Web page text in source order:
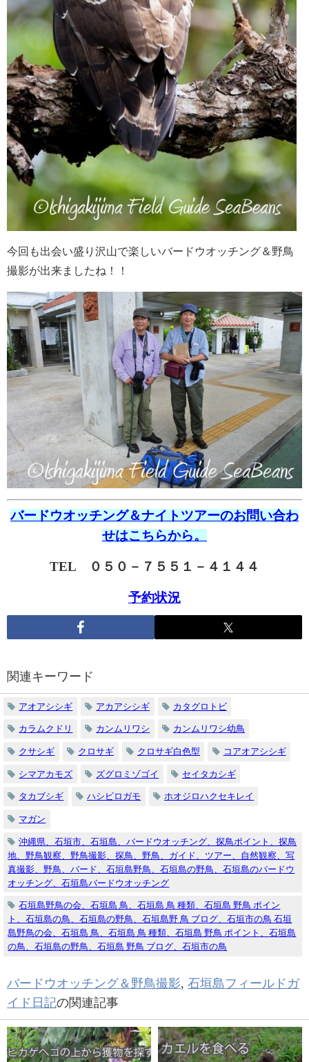
今回も出会い盛り沢山で楽しいバードウオッチング＆野鳥
撮影が出来ましたね！！
バードウオッチング＆ナイトツアーのお問い合わ
せはこちらから。
TEL ０５０－７５５１－４１４４
予約状況
関連キーワード
アオアシシギ アカアシシギ カタグロトビ
カラムクドリ カンムリワシ カンムリワシ幼鳥
クサシギ クロサギ クロサギ白色型 コアオアシシギ
シマアカモズ ズグロミゾゴイ セイタカシギ
タカブシギ ハシビロガモ ホオジロハクセキレイ
マガン
沖縄県、石垣市、石垣島、バードウオッチング、探鳥ポイント、探鳥
地、野鳥観察、野鳥撮影、探鳥、野鳥、ガイド、ツアー、自然観察、写
真撮影、野鳥、バード、石垣島野鳥、石垣島の野鳥、石垣島のバードウ
オッチング、石垣島バードウオッチング
石垣島野鳥の会、石垣島 鳥、石垣島 鳥 種類、石垣島 野鳥 ポイン
ト、石垣島の鳥、石垣島の野鳥、石垣島野 鳥 ブログ、石垣市の鳥 石垣
島野鳥の会、石垣島 鳥、石垣島 鳥 種類、石垣島 野鳥 ポイント、石垣島
の鳥、石垣島の野鳥、石垣島 野鳥 ブログ、石垣市の鳥
バードウオッチング＆野鳥撮影, 石垣島フィールドガ
イド日記の関連記事